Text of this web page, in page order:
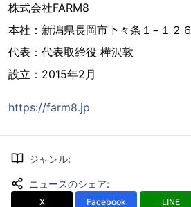
株式会社FARM8
本社：新潟県長岡市下々条１−１２６
代表：代表取締役 樺沢敦
設立：2015年2月
https://farm8.jp
ジャンル:
ニュースのシェア:
X Facebook LINE